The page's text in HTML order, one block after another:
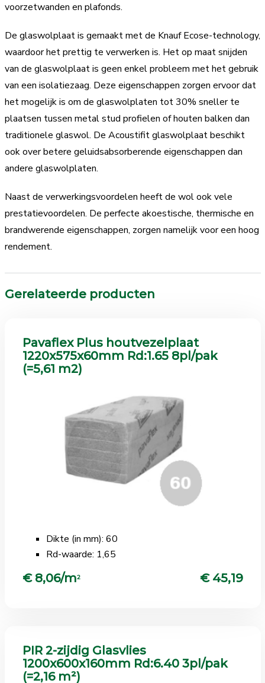
voorzetwanden en plafonds.
De glaswolplaat is gemaakt met de Knauf Ecose-technology,
waardoor het prettig te verwerken is. Het op maat snijden
van de glaswolplaat is geen enkel probleem met het gebruik
van een isolatiezaag. Deze eigenschappen zorgen ervoor dat
het mogelijk is om de glaswolplaten tot 30% sneller te
plaatsen tussen metal stud profielen of houten balken dan
traditionele glaswol. De Acoustifit glaswolplaat beschikt
ook over betere geluidsabsorberende eigenschappen dan
andere glaswolplaten.
Naast de verwerkingsvoordelen heeft de wol ook vele
prestatievoordelen. De perfecte akoestische, thermische en
brandwerende eigenschappen, zorgen namelijk voor een hoog
rendement.
Gerelateerde producten
Pavaflex Plus houtvezelplaat
1220x575x60mm Rd:1.65 8pl/pak
(=5,61 m2)
Dikte (in mm): 60
Rd-waarde: 1,65
€ 8,06/m2 € 45,19
PIR 2-zijdig Glasvlies
1200x600x160mm Rd:6.40 3pl/pak
(=2,16 m²)